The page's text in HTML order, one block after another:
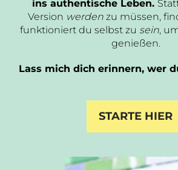
ins authentische Leben.
Version werden zu müssen,
funktioniert du selbst zu sein,
genießen.
Lass mich dich erinnern, wer
STARTE HIER